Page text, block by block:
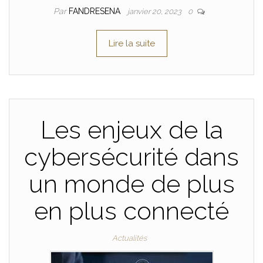
Par FANDRESENA janvier 20, 2023 0
Lire la suite
Les enjeux de la
cybersécurité dans
un monde de plus
en plus connecté
Actualités